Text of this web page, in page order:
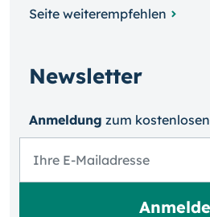
Seite weiterempfehlen
Newsletter
Anmeldung zum kosten­losen